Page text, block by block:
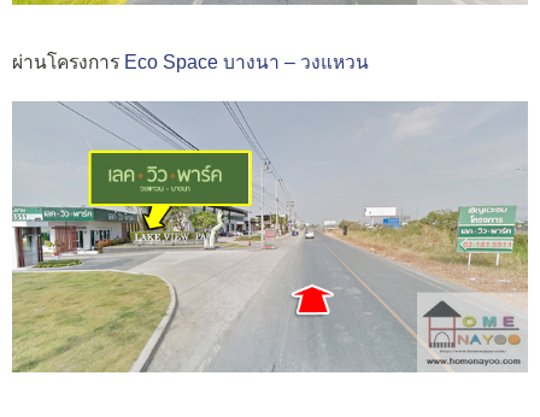
ผ่านโครงการ Eco Space บางนา – วงแหวน